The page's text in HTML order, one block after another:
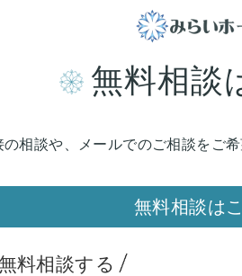
無料相談
の相談や、メールでのご相談を ご
無料相談は
料相談する